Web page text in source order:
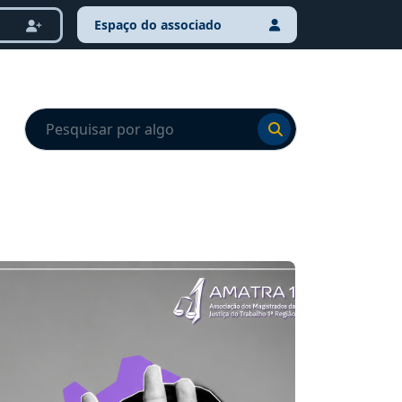
Espaço do associado
Ir para o resultado
Ir para o resultado